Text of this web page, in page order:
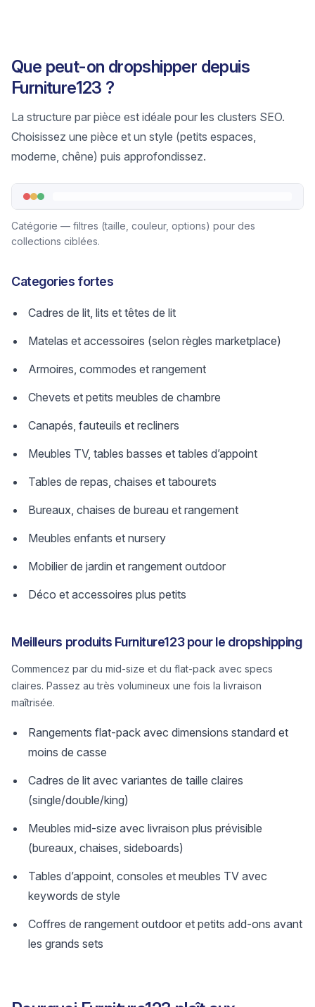
Que peut-on dropshipper depuis
Furniture123 ?
La structure par pièce est idéale pour les clusters SEO.
Choisissez une pièce et un style (petits espaces,
moderne, chêne) puis approfondissez.
Catégorie — filtres (taille, couleur, options) pour des
collections ciblées.
Categories fortes
Cadres de lit, lits et têtes de lit
Matelas et accessoires (selon règles marketplace)
Armoires, commodes et rangement
Chevets et petits meubles de chambre
Canapés, fauteuils et recliners
Meubles TV, tables basses et tables d’appoint
Tables de repas, chaises et tabourets
Bureaux, chaises de bureau et rangement
Meubles enfants et nursery
Mobilier de jardin et rangement outdoor
Déco et accessoires plus petits
Meilleurs produits Furniture123 pour le dropshipping
Commencez par du mid-size et du flat-pack avec specs
claires. Passez au très volumineux une fois la livraison
maîtrisée.
Rangements flat-pack avec dimensions standard et
moins de casse
Cadres de lit avec variantes de taille claires
(single/double/king)
Meubles mid-size avec livraison plus prévisible
(bureaux, chaises, sideboards)
Tables d’appoint, consoles et meubles TV avec
keywords de style
Coffres de rangement outdoor et petits add-ons avant
les grands sets